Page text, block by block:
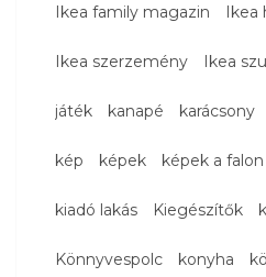
Ikea family magazin Ikea
Ikea szerzemény Ikea
játék kanapé karácsony
kép képek képek a falon
kiadó lakás Kiegészítők
Könnyvespolc konyha